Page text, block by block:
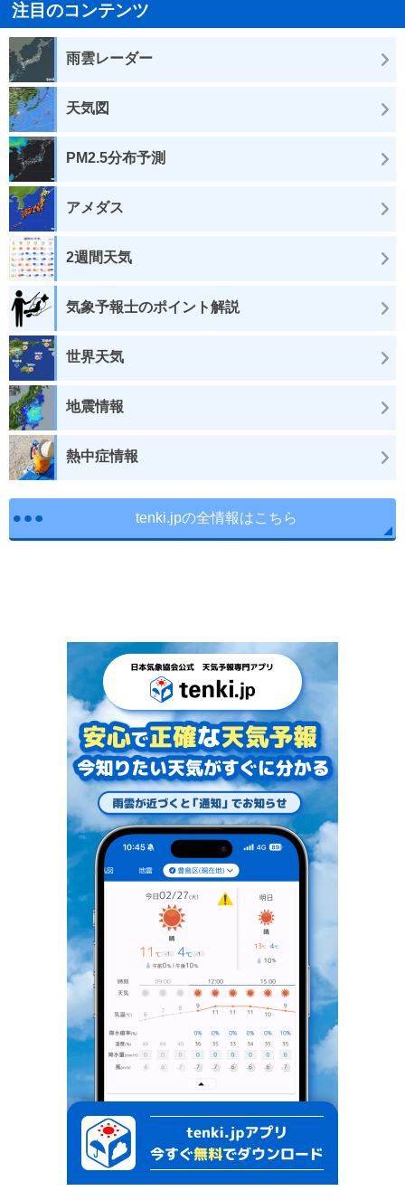
注目のコンテンツ
雨雲レーダー
天気図
PM2.5分布予測
アメダス
2週間天気
気象予報士のポイント解説
世界天気
地震情報
熱中症情報
tenki.jpの全情報はこちら